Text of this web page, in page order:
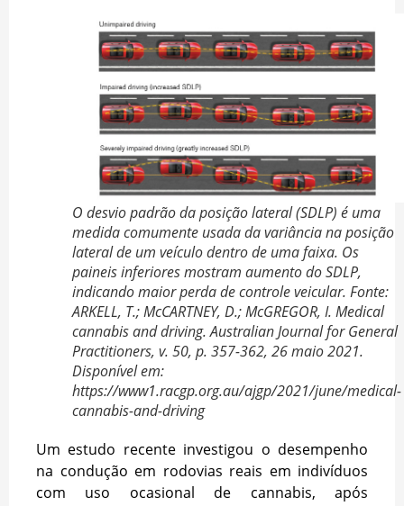
O desvio padrão da posição lateral (SDLP) é uma
medida comumente usada da variância na posição
lateral de um veículo dentro de uma faixa. Os
paineis inferiores mostram aumento do SDLP,
indicando maior perda de controle veicular. Fonte:
ARKELL, T.; McCARTNEY, D.; McGREGOR, I. Medical
cannabis and driving. Australian Journal for General
Practitioners, v. 50, p. 357-362, 26 maio 2021.
Disponível em:
https://www1.racgp.org.au/ajgp/2021/june/medical-
cannabis-and-driving
Um estudo recente investigou o desempenho
na condução em rodovias reais em indivíduos
com uso ocasional de cannabis, após